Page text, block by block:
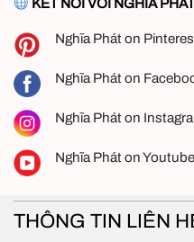
Quạt hút gắn
KẾT NỐI VỚI NGHĨA
Nghĩa Phát on
Nghĩa Phát on
Nghĩa Phát on
Nghĩa Phát on Youtube
THÔNG TIN LIÊN